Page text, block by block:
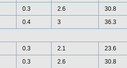
0.3 2.6 30.8
0.4 3 36.3
0.3 2.1 23.6
0.3 2.6 30.8